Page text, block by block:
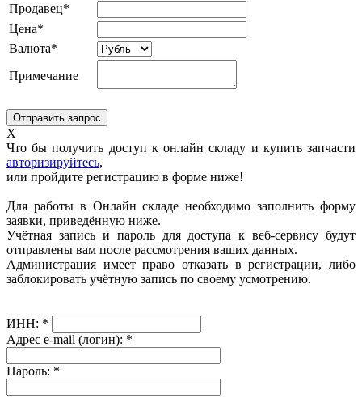
Продавец*
Цена*
Валюта*
Примечание
X
Что бы получить доступ к онлайн складу и купить запчасти
авторизируйтесь,
или пройдите регистрацию в форме ниже!
Для работы в Онлайн складе необходимо заполнить форму
заявки, приведённую ниже.
Учётная запись и пароль для доступа к веб-сервису будут
отправлены вам после рассмотрения ваших данных.
Администрация имеет право отказать в регистрации, либо
заблокировать учётную запись по своему усмотрению.
ИНН: *
Адрес e-mail (логин): *
Пароль: *